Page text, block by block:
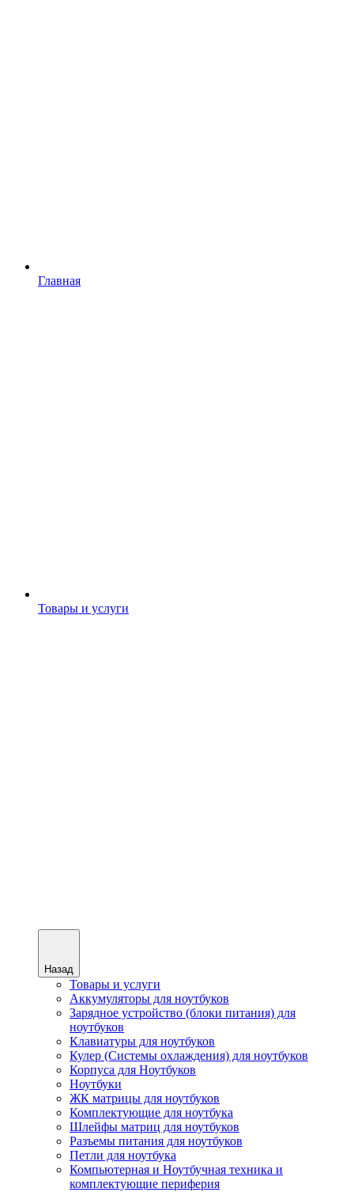
Главная
Товары и услуги
Назад
Товары и услуги
Аккумуляторы для ноутбуков
Зарядное устройство (блоки питания) для
ноутбуков
Клавиатуры для ноутбуков
Кулер (Системы охлаждения) для ноутбуков
Корпуса для Ноутбуков
Ноутбуки
ЖК матрицы для ноутбуков
Комплектующие для ноутбука
Шлейфы матриц для ноутбуков
Разъемы питания для ноутбуков
Петли для ноутбука
Компьютерная и Ноутбучная техника и
комплектующие периферия